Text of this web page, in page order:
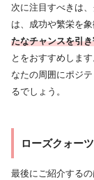
次に注目すべきは
は、成功や繁栄を
たなチャンスを引
とをおすすめしま
なたの周囲にポジ
るでしょう。
ローズクォー
最後にご紹介する